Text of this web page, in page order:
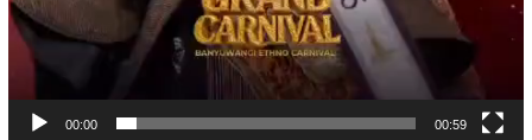
00:00 00:59